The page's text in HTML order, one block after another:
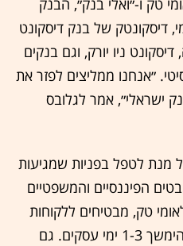
טק ו-״ואלי בנק״, הבנק
דיסקונטק של בנק דיסקונט
ניו יורק, וגם בנקים
״אנחנו ממליצים לפזר את
ישראלי״, אמר לגלובס
מנת לטפל בפניות שמגיעות
הפיננסיים והמשפטיים
טק, מבטיחים ללקוחות
לאפשר מעבר מהיר שעשוי להימשך 1-3 ימי עסקים. גם